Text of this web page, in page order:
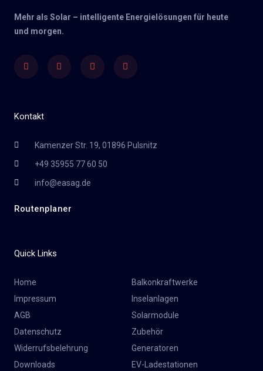
Mehr als Solar – intelligente Energielösungen für heute
und morgen.
FacebookTwitter Youtube Instagram
Kontakt
Kamenzer Str. 19, 01896 Pulsnitz
+49 35955 77 60 50
info@easag.de
Routenplaner
Quick Links
Home
Impressum
AGB
Datenschutz
Widerrufsbelehrung
Downloads
Balkonkraftwerke
Inselanlagen
Solarmodule
Zubehör
Generatoren
EV-Ladestationen